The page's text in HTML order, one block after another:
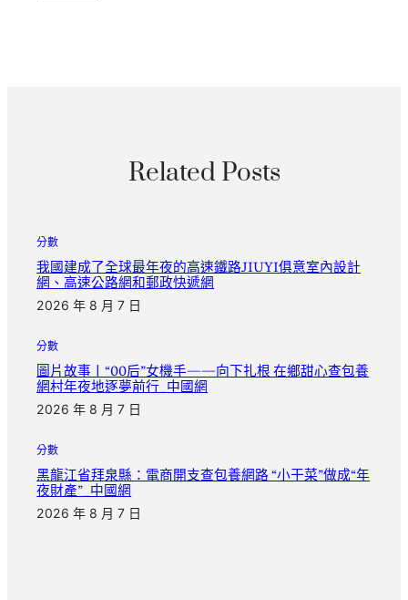
Related Posts
分數
我國建成了全球最年夜的高速鐵路JIUYI俱意室內設計
網、高速公路網和郵政快遞網
2026 年 8 月 7 日
分數
圖片故事丨“00后”女機手——向下扎根 在鄉甜心查包養
網村年夜地逐夢前行_中國網
2026 年 8 月 7 日
分數
黑龍江省拜泉縣：電商開支查包養網路 “小干菜”做成“年
夜財產”_中國網
2026 年 8 月 7 日